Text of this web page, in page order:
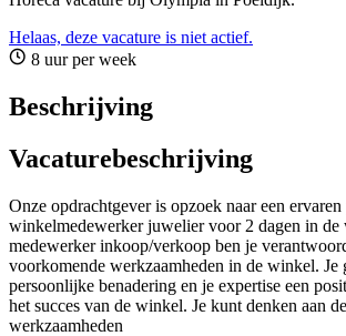
Helaas, deze vacature is niet actief.
8 uur per week
Beschrijving
Vacaturebeschrijving
Onze opdrachtgever is opzoek naar een
winkelmedewerker juwelier voor 2 dagen in de
medewerker inkoop/verkoop ben je
voorkomende werkzaamheden in de winkel. Je
persoonlijke benadering en je expertise een
het succes van de winkel. Je kunt denken aan
werkzaamheden